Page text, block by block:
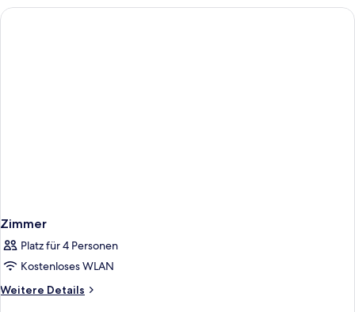
Zimmer
Platz für 4 Personen
Kostenloses WLAN
Weitere Details
Weitere